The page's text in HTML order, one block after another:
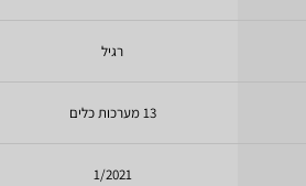
רגיל
13 מערכות כלים
1/2021